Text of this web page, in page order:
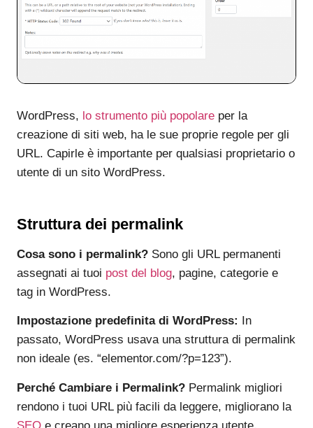
WordPress, lo strumento più popolare per la
creazione di siti web, ha le sue proprie regole per gli
URL. Capirle è importante per qualsiasi proprietario o
utente di un sito WordPress.
Struttura dei permalink
Cosa sono i permalink? Sono gli URL permanenti
assegnati ai tuoi post del blog, pagine, categorie e
tag in WordPress.
Impostazione predefinita di WordPress:
In
passato, WordPress usava una struttura di permalink
non ideale (es. “elementor.com/?p=123”).
Perché Cambiare i Permalink? Permalink migliori
rendono i tuoi URL più facili da leggere, migliorano la